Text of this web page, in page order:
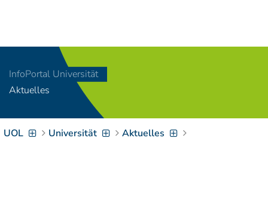
[Access-Key 8
Zum Inhalt springen
Zur Suche springen
[Access-Key 4]
Zur Hauptnavigation
InfoPortal Universität
Aktuelles
UOL Universität Aktuelles